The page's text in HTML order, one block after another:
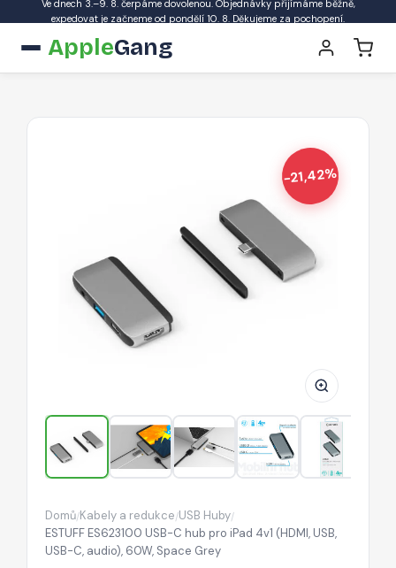
Ve dnech 3.–9. 8. čerpáme dovolenou. Objednávky přijímáme běžně,
expedovat je začneme od pondělí 10. 8. Děkujeme za pochopení.
AppleGang
-21,42%
ESTUFF
iPad
4v1
(HDMI,
USB,
C,
audio),
Domů/Kabely a redukce/USB Huby/
ESTUFF ES623100 USB-C hub pro iPad 4v1 (HDMI, USB,
USB-C, audio), 60W, Space Grey